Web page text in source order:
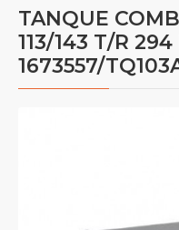
TANQUE
113/143 T/R 294
1673557/